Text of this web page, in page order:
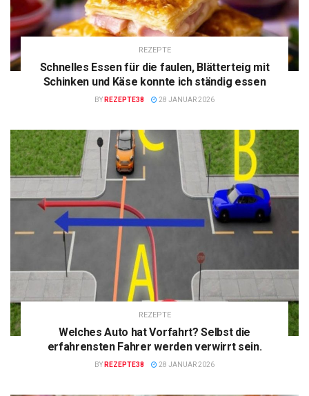
REZEPTE
Schnelles Essen für die faulen, Blätterteig mit
Schinken und Käse konnte ich ständig essen
BY REZEPTE38 28 JANUAR 2026
REZEPTE
Welches Auto hat Vorfahrt? Selbst die
erfahrensten Fahrer werden verwirrt sein.
BY REZEPTE38 28 JANUAR 2026